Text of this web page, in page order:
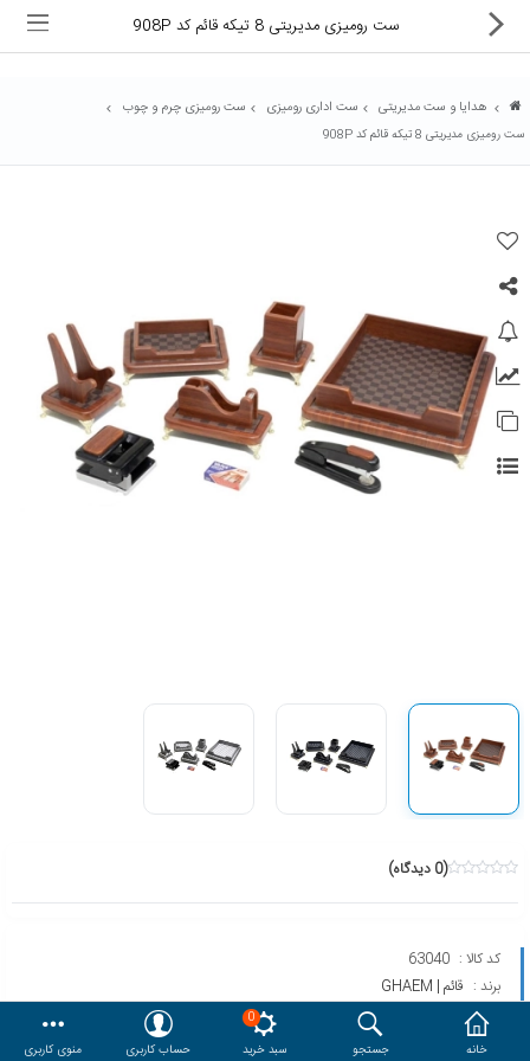
کارتریج و تونر
تجهیزات فروشگاهی و بانکی
دستگاه صحافی و پرس
مقایسه محصولات مورد علاقه
دسترسی کاربری حساب کاربری
خانه جستجو
0
سبد خرید
حساب کاربری منوی کاربری
ست رومیزی مدیریتی 8 تیکه قائم کد 908P
هدایا و ست مدیریتی ست اداری رومیزی ست رومیزی چرم و چوب
ست رومیزی مدیریتی 8 تیکه قائم کد 908P
(0 دیدگاه)
کد کالا :
برند : قائم | GHAEM
مدل :